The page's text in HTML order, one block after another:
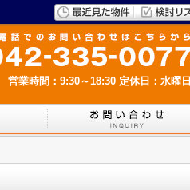
営業時間：9:30～18:30 定休日：水曜日